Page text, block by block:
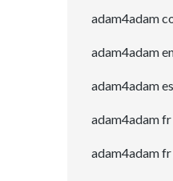
adam4adam
adam4adam
adam4adam
adam4adam
adam4adam